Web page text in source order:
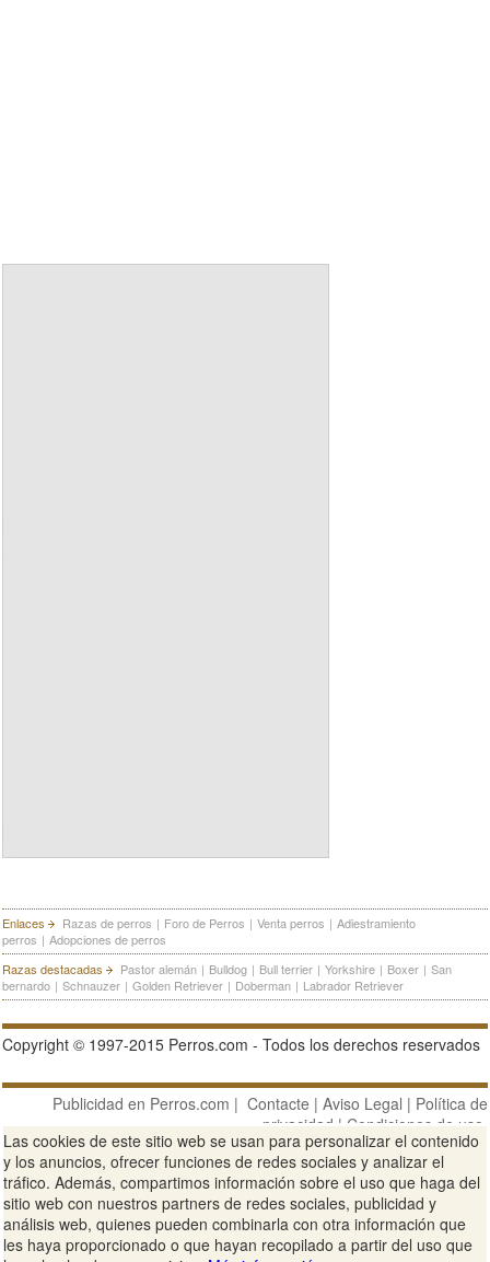
Enlaces Razas de perros | Foro de Perros | Venta perros | Adiestramiento
perros | Adopciones de perros
Razas destacadas
Pastor alemán | Bulldog | Bull terrier | Yorkshire | Boxer | San
bernardo | Schnauzer | Golden Retriever | Doberman | Labrador Retriever
Copyright © 1997-2015 Perros.com - Todos los derechos reservados
Publicidad en Perros.com | Contacte | Aviso Legal | Política de
privacidad | Condiciones de uso
Ver sitio web completo
Las cookies de este sitio web se usan para personalizar el contenido
y los anuncios, ofrecer funciones de redes sociales y analizar el
tráfico. Además, compartimos información sobre el uso que haga del
sitio web con nuestros partners de redes sociales, publicidad y
análisis web, quienes pueden combinarla con otra información que
les haya proporcionado o que hayan recopilado a partir del uso que